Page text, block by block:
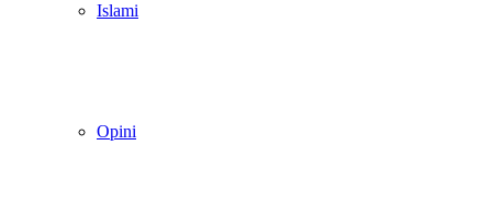
Islami
Opini